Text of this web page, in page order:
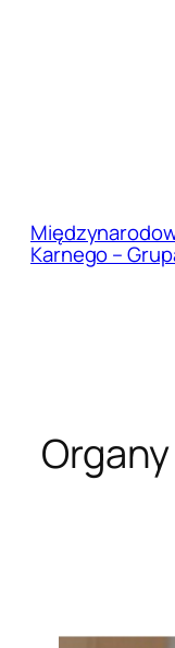
Karnego –
Organy